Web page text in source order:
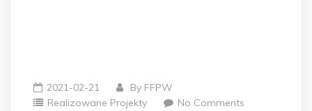
2021-02-21 By FFPW
Realizowane Projekty
No Comments